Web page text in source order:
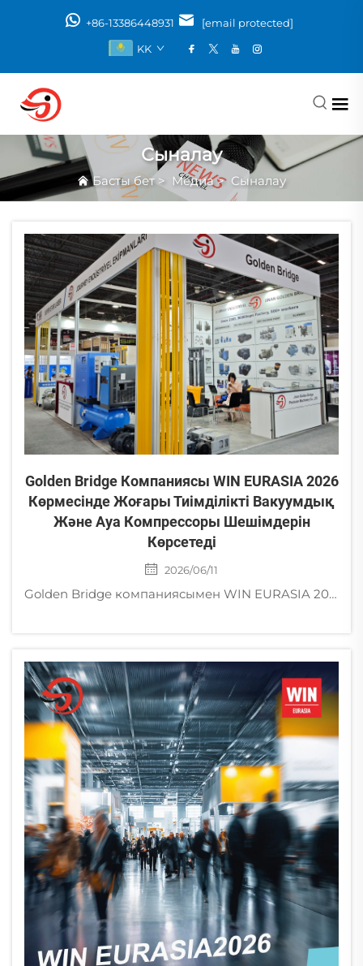
+86-13386448931
[email protected]
KK
Сыналау
Басты бет> Медиа> Сыналау
Golden Bridge Компаниясы WIN EURASIA 2026
Көрмесінде Жоғары Тиімділікті Вакуумдық
Және Ауа Компрессоры Шешімдерін
Көрсетеді
2026/06/11
Golden Bridge компаниясымен WIN EURASIA 2026 көрмесінде Стамбулда, 5-ші залда, Е135-те танысыңыз. Әлемдік өнеркәсіптік қолданысқа арналған жетілдірілген винтті ауа компрессорлары мен құрғақ вакуумдық сорғыларымызды қараңыз.